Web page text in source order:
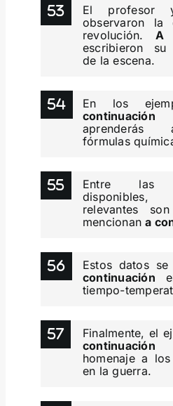
El profesor
observaron la
revolución.A
escribieron su
de la escena.
En los
aprenderás
fórmulas
Entre las
relevantes
mencionana
Estos datos se
continuación
tiempo-
Finalmente, el
continuación
homenaje a
en la guerra.